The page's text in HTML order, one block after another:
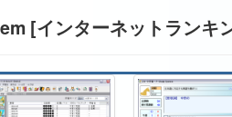
[インターネットランキ